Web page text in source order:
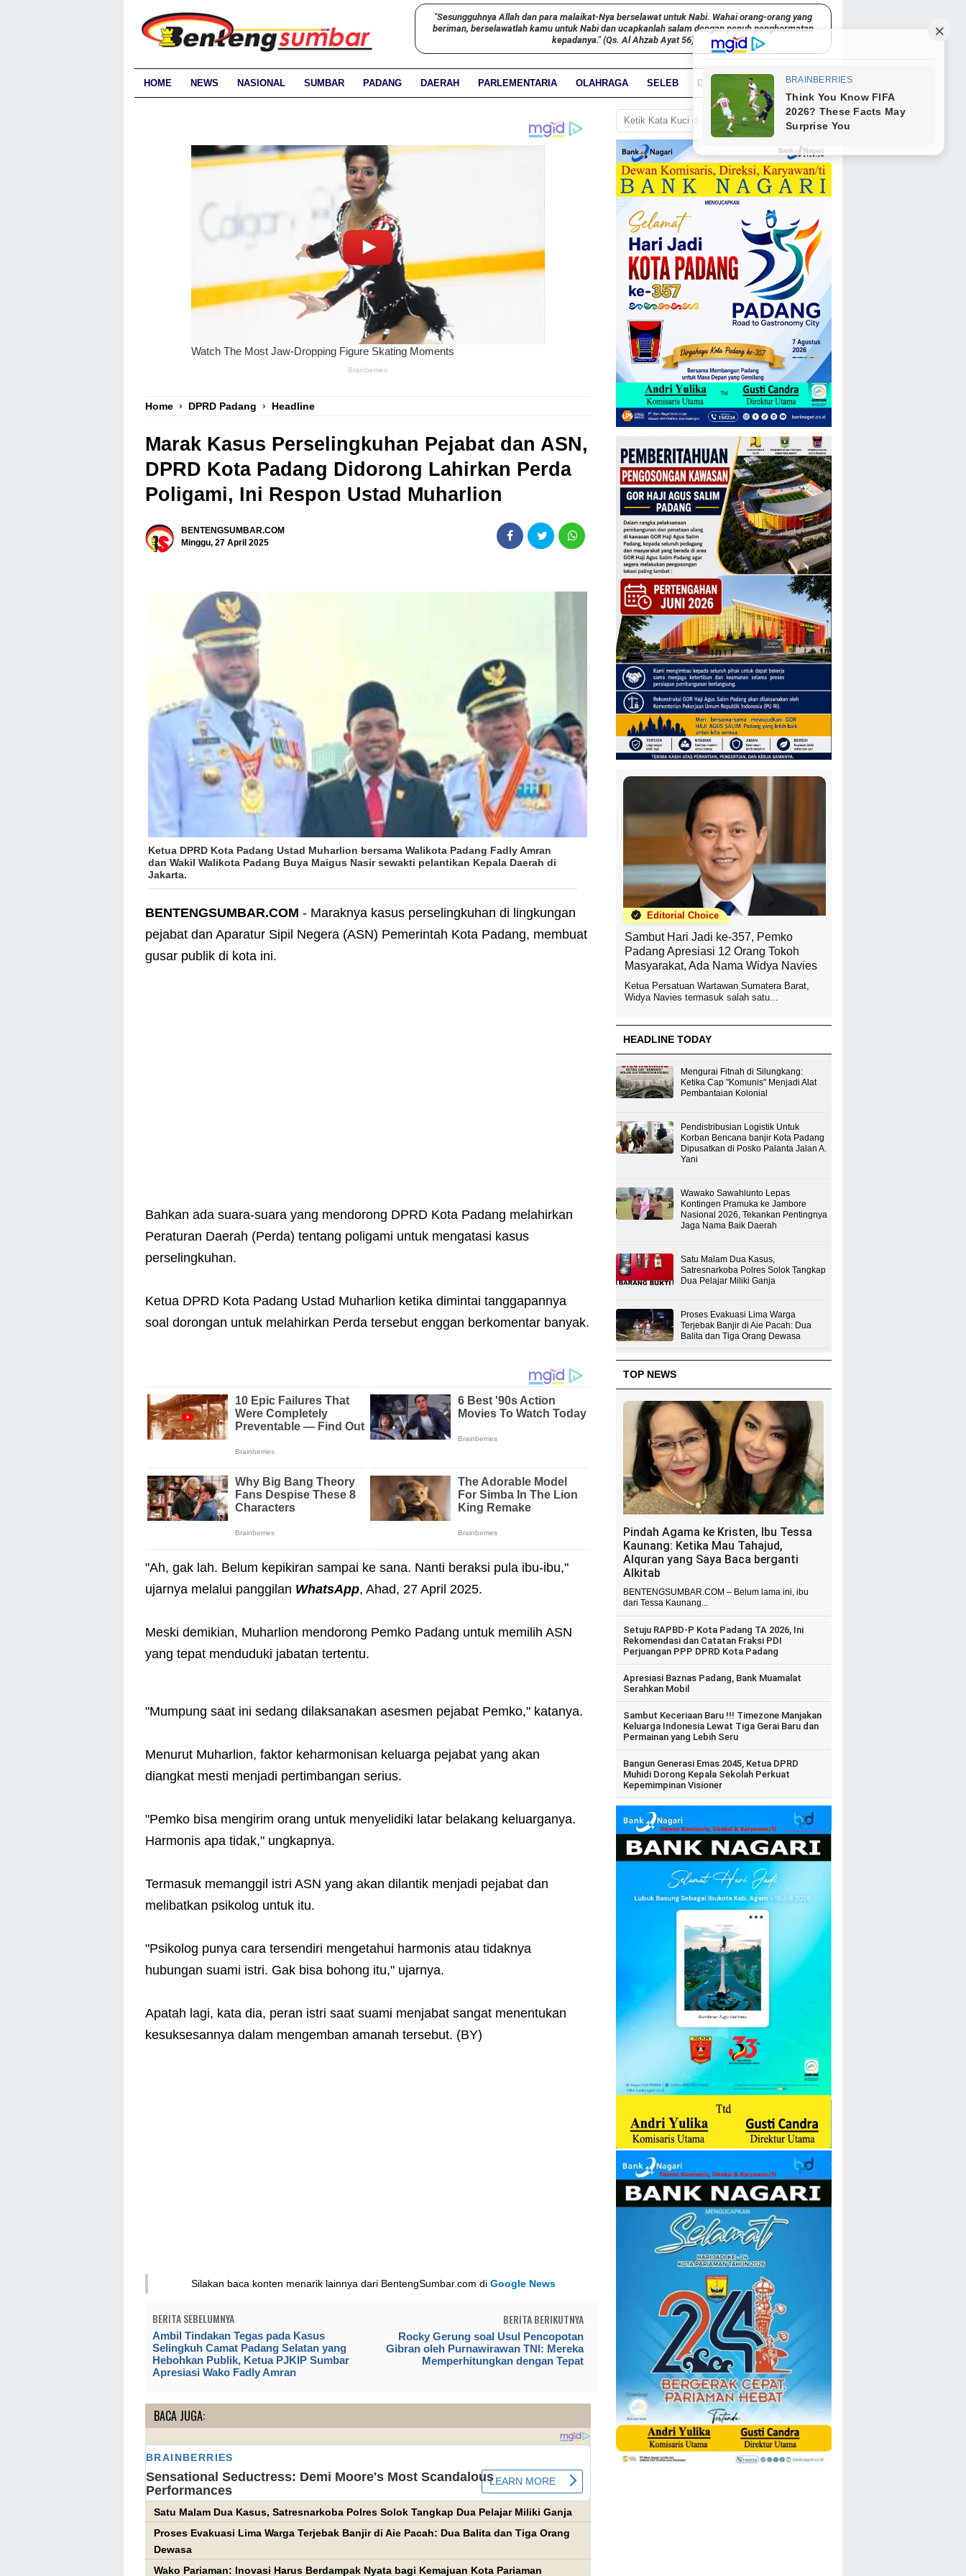
"Sesungguhnya Allah dan para malaikat-Nya berselawat untuk Nabi. Wahai orang-orang yang
beriman, berselawatlah kamu untuk Nabi dan ucapkanlah salam dengan penuh penghormatan
kepadanya." (Qs. Al Ahzab Ayat 56)
HOME NEWS NASIONAL SUMBAR PADANG DAERAH PARLEMENTARIA OLAHRAGA SELEB DUNIA PARIWARA
Home › DPRD Padang › Headline
Marak Kasus Perselingkuhan Pejabat dan ASN,
DPRD Kota Padang Didorong Lahirkan Perda
Poligami, Ini Respon Ustad Muharlion
BENTENGSUMBAR.COM
Minggu, 27 April 2025
Ketua DPRD Kota Padang Ustad Muharlion bersama Walikota Padang Fadly Amran
dan Wakil Walikota Padang Buya Maigus Nasir sewakti pelantikan Kepala Daerah di
Jakarta.
BENTENGSUMBAR.COM - Maraknya kasus perselingkuhan di lingkungan
pejabat dan Aparatur Sipil Negera (ASN) Pemerintah Kota Padang, membuat
gusar publik di kota ini.
Bahkan ada suara-suara yang mendorong DPRD Kota Padang melahirkan
Peraturan Daerah (Perda) tentang poligami untuk mengatasi kasus
perselingkuhan.
Ketua DPRD Kota Padang Ustad Muharlion ketika dimintai tanggapannya
soal dorongan untuk melahirkan Perda tersebut enggan berkomentar banyak.
"Ah, gak lah. Belum kepikiran sampai ke sana. Nanti beraksi pula ibu-ibu,"
ujarnya melalui panggilan WhatsApp, Ahad, 27 April 2025.
Meski demikian, Muharlion mendorong Pemko Padang untuk memilih ASN
yang tepat menduduki jabatan tertentu.
"Mumpung saat ini sedang dilaksanakan asesmen pejabat Pemko," katanya.
Menurut Muharlion, faktor keharmonisan keluarga pejabat yang akan
diangkat mesti menjadi pertimbangan serius.
"Pemko bisa mengirim orang untuk menyelidiki latar belakang keluarganya.
Harmonis apa tidak," ungkapnya.
Termasuk memanggil istri ASN yang akan dilantik menjadi pejabat dan
melibatkan psikolog untuk itu.
"Psikolog punya cara tersendiri mengetahui harmonis atau tidaknya
hubungan suami istri. Gak bisa bohong itu," ujarnya.
Apatah lagi, kata dia, peran istri saat suami menjabat sangat menentukan
kesuksesannya dalam mengemban amanah tersebut. (BY)
Silakan baca konten menarik lainnya dari BentengSumbar.com diGoogle News
BERITA SEBELUMNYA
Ambil Tindakan Tegas pada Kasus
Selingkuh Camat Padang Selatan yang
Hebohkan Publik, Ketua PJKIP Sumbar
Apresiasi Wako Fadly Amran
BERITA BERIKUTNYA
Rocky Gerung soal Usul Pencopotan
Gibran oleh Purnawirawan TNI: Mereka
Memperhitungkan dengan Tepat
BACA JUGA:
Satu Malam Dua Kasus, Satresnarkoba Polres Solok Tangkap Dua Pelajar Miliki Ganja
Proses Evakuasi Lima Warga Terjebak Banjir di Aie Pacah: Dua Balita dan Tiga Orang
Dewasa
Wako Pariaman: Inovasi Harus Berdampak Nyata bagi Kemajuan Kota Pariaman
GO
Editorial Choice
Sambut Hari Jadi ke-357, Pemko
Padang Apresiasi 12 Orang Tokoh
Masyarakat, Ada Nama Widya Navies
Ketua Persatuan Wartawan Sumatera Barat,
Widya Navies termasuk salah satu...
HEADLINE TODAY
Mengurai Fitnah di Silungkang:
Ketika Cap "Komunis" Menjadi Alat
Pembantaian Kolonial
Pendistribusian Logistik Untuk
Korban Bencana banjir Kota Padang
Dipusatkan di Posko Palanta Jalan A.
Yani
Wawako Sawahlunto Lepas
Kontingen Pramuka ke Jambore
Nasional 2026, Tekankan Pentingnya
Jaga Nama Baik Daerah
Satu Malam Dua Kasus,
Satresnarkoba Polres Solok Tangkap
Dua Pelajar Miliki Ganja
Proses Evakuasi Lima Warga
Terjebak Banjir di Aie Pacah: Dua
Balita dan Tiga Orang Dewasa
TOP NEWS
Pindah Agama ke Kristen, Ibu Tessa
Kaunang: Ketika Mau Tahajud,
Alquran yang Saya Baca berganti
Alkitab
BENTENGSUMBAR.COM – Belum lama ini, ibu
dari Tessa Kaunang...
Setuju RAPBD-P Kota Padang TA 2026, Ini
Rekomendasi dan Catatan Fraksi PDI
Perjuangan PPP DPRD Kota Padang
Apresiasi Baznas Padang, Bank Muamalat
Serahkan Mobil
Sambut Keceriaan Baru !!! Timezone Manjakan
Keluarga Indonesia Lewat Tiga Gerai Baru dan
Permainan yang Lebih Seru
Bangun Generasi Emas 2045, Ketua DPRD
Muhidi Dorong Kepala Sekolah Perkuat
Kepemimpinan Visioner